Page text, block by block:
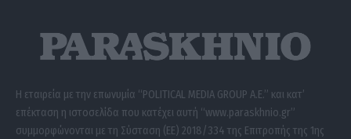
Η εταιρεία με την επωνυμία “POLITICAL MEDIA GROUP A.E.” και κατ’
επέκταση η ιστοσελίδα που κατέχει αυτή “www.paraskhnio.gr”
συμμορφώνονται με τη Σύσταση (ΕΕ) 2018/334 της Επιτροπής της 1ης